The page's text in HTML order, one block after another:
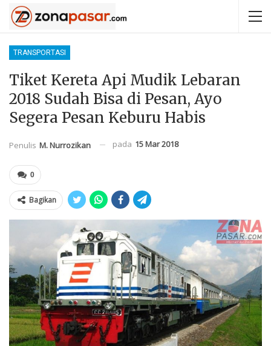
TRANSPORTASI
Tiket Kereta Api Mudik Lebaran
2018 Sudah Bisa di Pesan, Ayo
Segera Pesan Keburu Habis
Penulis M. Nurrozikan pada 15 Mar 2018
0
Bagikan